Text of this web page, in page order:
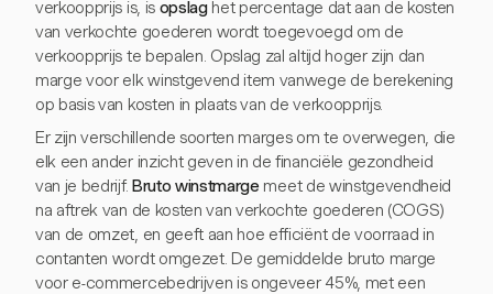
verkoopprijs is, is opslaghet percentage dat aan de kosten
van verkochte goederen wordt toegevoegd om de
verkoopprijs te bepalen. Opslag zal altijd hoger zijn dan
marge voor elk winstgevend item vanwege de berekening
op basis van kosten in plaats van de verkoopprijs.
Er zijn verschillende soorten marges om te overwegen, die
elk een ander inzicht geven in de financiële gezondheid
van je bedrijf. Bruto winstmargemeet de winstgevendheid
na aftrek van de kosten van verkochte goederen (COGS)
van de omzet, en geeft aan hoe efficiënt de voorraad in
contanten wordt omgezet. De gemiddelde bruto marge
voor e-commercebedrijven is ongeveer 45%, met een